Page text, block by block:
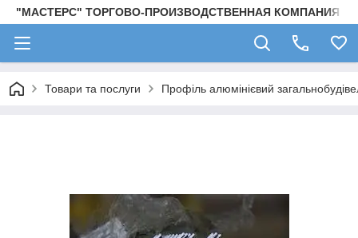
"МАСТЕРС" ТОРГОВО-ПРОИЗВОДСТВЕННАЯ КОМПАНИЯ
Товари та послуги Профіль алюмінієвий